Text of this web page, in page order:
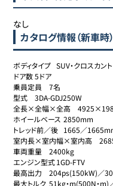
なし
カタログ情報（新車時）
ボディタイプ	SUV・クロスカントリー・ライトクロカン
ドア数	5ドア
乗員定員	7名
型式	3DA-GDJ250W
全長×全幅×全高	4925×1980×1935mm
ホイールベース	2850mm
トレッド前／後	1665／1665mm
室内長×室内幅×室内高	2685×1600×1190mm
車両重量	2400kg
エンジン型式	1GD-FTV
最高出力	204ps(150kW)／3000～3400rpm
最大トルク	51kg・m(500N・m)／1600～2800rpm